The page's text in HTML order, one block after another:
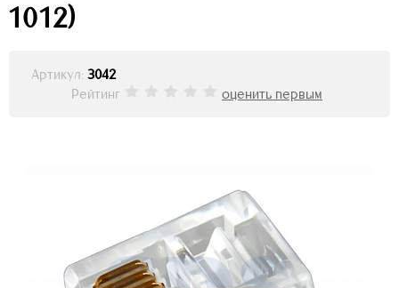
1012)
Артикул: 3042
Рейтинг
оценить первым